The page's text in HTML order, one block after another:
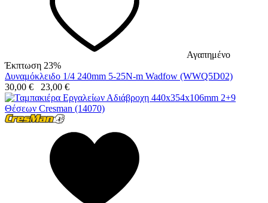
Αγαπημένο
Έκπτωση 23%
Δυναμόκλειδο 1/4 240mm 5-25N-m Wadfow (WWQ5D02)
30,00 € 23,00 €